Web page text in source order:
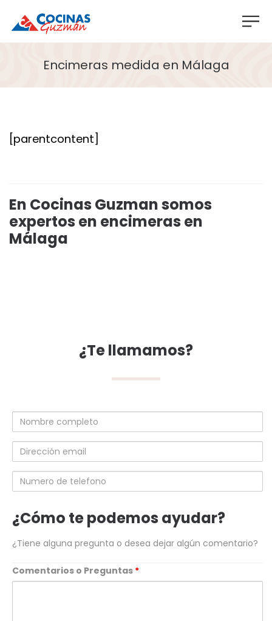
Encimeras medida en Málaga
[parentcontent]
En Cocinas Guzman somos
expertos en encimeras en
Málaga
¿Te llamamos?
Nombre
completo
Dirección
email
Numero
de
¿Cómo te podemos ayudar?
¿Tiene alguna pregunta o desea dejar algún comentario?
Comentarios o Preguntas *